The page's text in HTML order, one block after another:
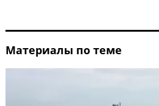
Материалы по теме